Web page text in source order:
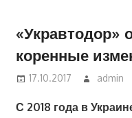
«Укравтодор»
коренные
17.10.2017 admin
С 2018 года в